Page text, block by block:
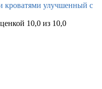
кроватями улучшенный с
10,0 из 10,0